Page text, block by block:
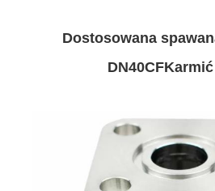
Dostosowana
DN40CF